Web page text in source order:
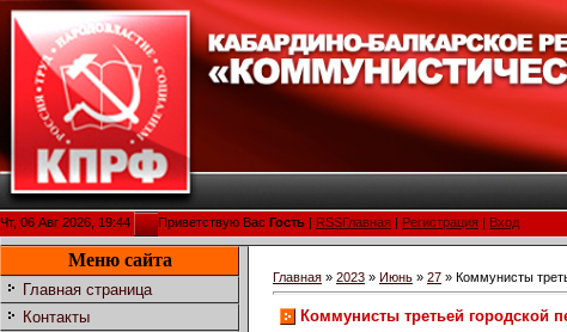
Чт, 06 Авг 2026, 19:44 Приветствую Вас Гость RSSГлавная Регистрация Вход
Меню сайта
Главная страница
Контакты
Главная » 2023 » Июнь » 27 » Коммунисты
Коммунисты третьей городской